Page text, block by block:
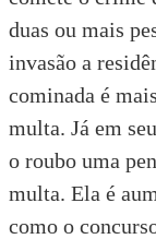
duas ou mais
invasão a
cominada é
multa. Já em
o roubo uma
multa. Ela é
como o